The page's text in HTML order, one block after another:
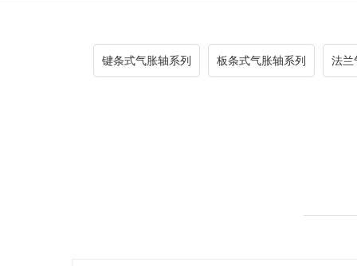
键条式气胀轴系列 板条式气胀轴系列 法兰